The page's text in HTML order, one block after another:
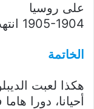
على روسيا
1905-1904 انتهت بانتصاره.
الخاتمة
هكذا لعبت
أحيانا، دورا